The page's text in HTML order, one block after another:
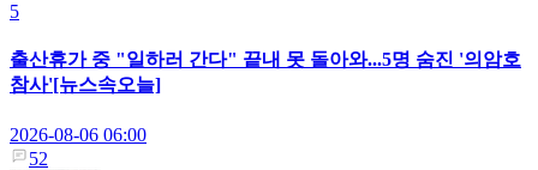
5
출산휴가 중 "일하러 간다" 끝내 못 돌아와...5명 숨진 '의암호
참사'[뉴스속오늘]
2026-08-06 06:00
52